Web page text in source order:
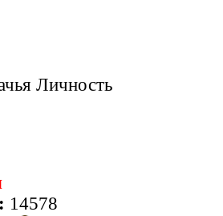
Личность
14578